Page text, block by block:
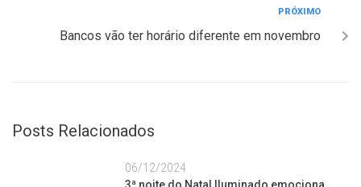
PRÓXIMO
Bancos vão ter horário diferente em novembro
Posts Relacionados
06/12/2024